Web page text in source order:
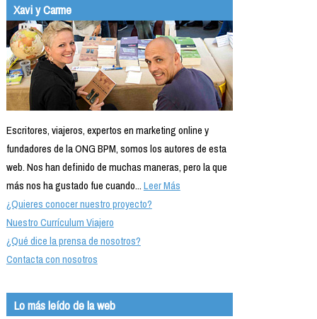
Xavi y Carme
Escritores, viajeros, expertos en marketing online y
fundadores de la ONG BPM, somos los autores de esta
web. Nos han definido de muchas maneras, pero la que
más nos ha gustado fue cuando...Leer Más
¿Quieres conocer nuestro proyecto?
Nuestro Currículum Viajero
¿Qué dice la prensa de nosotros?
Contacta con nosotros
Lo más leído de la web